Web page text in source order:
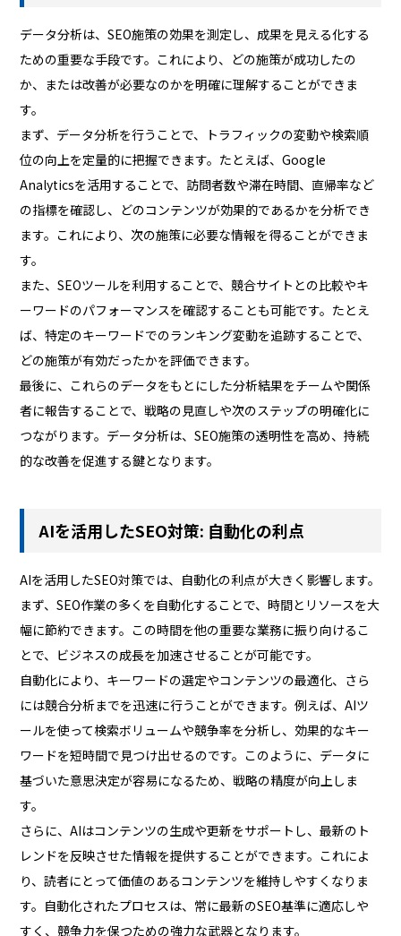
データ分析は、SEO施策の効果を測定し、成果を見える化する
ための重要な手段です。これにより、どの施策が成功したの
か、または改善が必要なのかを明確に理解することができま
す。
まず、データ分析を行うことで、トラフィックの変動や検索順
位の向上を定量的に把握できます。たとえば、Google
Analyticsを活用することで、訪問者数や滞在時間、直帰率など
の指標を確認し、どのコンテンツが効果的であるかを分析でき
ます。これにより、次の施策に必要な情報を得ることができま
す。
また、SEOツールを利用することで、競合サイトとの比較やキ
ーワードのパフォーマンスを確認することも可能です。たとえ
ば、特定のキーワードでのランキング変動を追跡することで、
どの施策が有効だったかを評価できます。
最後に、これらのデータをもとにした分析結果をチームや関係
者に報告することで、戦略の見直しや次のステップの明確化に
つながります。データ分析は、SEO施策の透明性を高め、持続
的な改善を促進する鍵となります。
AIを活用したSEO対策: 自動化の利点
AIを活用したSEO対策では、自動化の利点が大きく影響します。
まず、SEO作業の多くを自動化することで、時間とリソースを大
幅に節約できます。この時間を他の重要な業務に振り向けるこ
とで、ビジネスの成長を加速させることが可能です。
自動化により、キーワードの選定やコンテンツの最適化、さら
には競合分析までを迅速に行うことができます。例えば、AIツ
ールを使って検索ボリュームや競争率を分析し、効果的なキー
ワードを短時間で見つけ出せるのです。このように、データに
基づいた意思決定が容易になるため、戦略の精度が向上しま
す。
さらに、AIはコンテンツの生成や更新をサポートし、最新のト
レンドを反映させた情報を提供することができます。これによ
り、読者にとって価値のあるコンテンツを維持しやすくなりま
す。自動化されたプロセスは、常に最新のSEO基準に適応しや
すく、競争力を保つための強力な武器となります。